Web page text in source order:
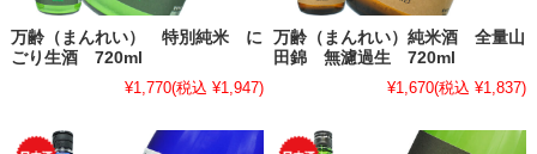
万齢（まんれい） 特別純米 に
ごり生酒 720ml
¥1,770(税込 ¥1,947)
万齢（まんれい）純米酒 全量山
田錦 無濾過生 720ml
¥1,670(税込 ¥1,837)